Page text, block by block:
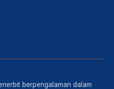
berpengalaman dalam